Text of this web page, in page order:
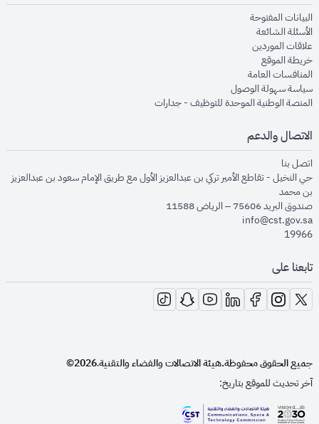
البيانات المفتوحةopens in new window
الأسئلة الشائعةopens in new window
علاقات الموردينopens in new window
خريطة الموقعopens in new window
المنافسات العامةopens in new window
سياسة سهولة الوصولopens in new window
المنصة الوطنية الموحدة للتوظيف - جداراتopens in new window
الاتصال والدعم
اتصل بنا
حي النخيل - تقاطع الأمير تركي بن عبدالعزيز الأول مع طريق الإمام سعود بن عبدالعزيز
بن محمد
صندوق البريد 75606 – الرياض 11588
info@cst.gov.sa
19966
تابعنا على
opens in new window
opens in new window
opens in new window
opens in new window
opens in new window
opens in new window
opens in new window
جميع الحقوق محفوظة.هيئة الاتصالات والفضاء والتقنية.
2026©
آخر تحديث للموقع بتاريخ: